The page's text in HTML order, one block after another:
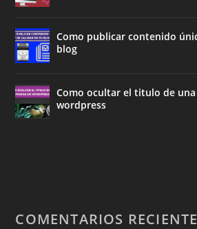
Como publicar contenido
blog
Como ocultar el titulo de una
wordpress
COMENTARIOS